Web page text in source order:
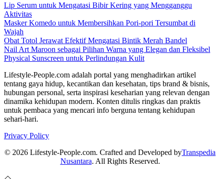
Lip Serum untuk Mengatasi Bibir Kering yang Mengganggu
Aktivitas
Masker Komedo untuk Membersihkan Pori-pori Tersumbat di
Wajah
Obat Totol Jerawat Efektif Mengatasi Bintik Merah Bandel
Nail Art Maroon sebagai Pilihan Warna yang Elegan dan Fleksibel
Physical Sunscreen untuk Perlindungan Kulit
Lifestyle-People.com adalah portal yang menghadirkan artikel
tentang gaya hidup, kecantikan dan kesehatan, tips brand & bisnis,
hubungan personal, serta inspirasi keseharian yang relevan dengan
dinamika kehidupan modern. Konten ditulis ringkas dan praktis
untuk pembaca yang mencari info berguna tentang kehidupan
sehari-hari.
Privacy Policy
© 2026 Lifestyle-People.com. Crafted and Developed byTranspedia
Nusantara. All Rights Reserved.